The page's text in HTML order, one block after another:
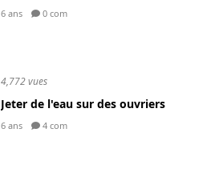
6 ans 0 com
4,772 vues
Jeter de l'eau sur des ouvriers
6 ans 4 com